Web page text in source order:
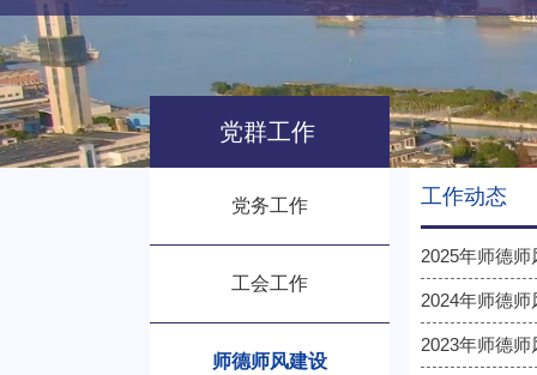
党群工作
党务工作
工会工作
师德师风建设
工作动态
2025年师德
2024年师德
2023年师德